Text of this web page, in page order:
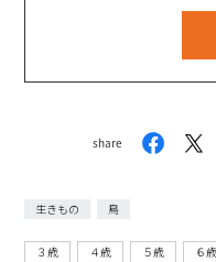
談社の図鑑MOVEシリ
員。都市鳥研究会幹事
share
生きもの 鳥
３歳 ４歳 ５歳 ６歳